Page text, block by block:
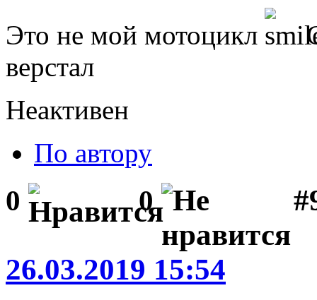
Это не мой мотоцикл
верстал
Неактивен
По автору
0 0
26.03.2019 15:54